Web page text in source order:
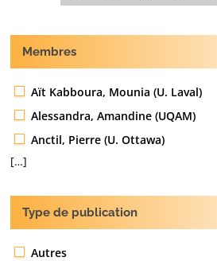
Membres
Aït Kabboura, Mounia (U. Laval)
Alessandra, Amandine (UQAM)
Anctil, Pierre (U. Ottawa)
[…]
Type de publication
Autres